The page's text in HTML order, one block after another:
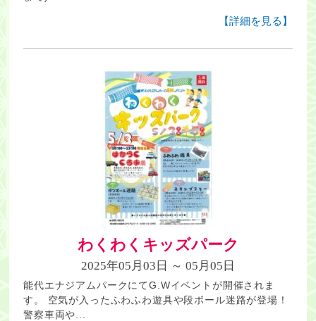
【詳細を見る】
わくわくキッズパーク
2025年05月03日 ～ 05月05日
能代エナジアムパークにてG.Wイベントが開催されま
す。 空気が入ったふわふわ遊具や段ボール迷路が登場！
警察車両や...